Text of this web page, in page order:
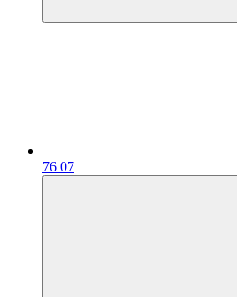
76 07